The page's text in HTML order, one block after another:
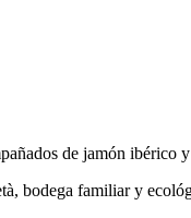
de jamón ibérico y
bodega familiar y